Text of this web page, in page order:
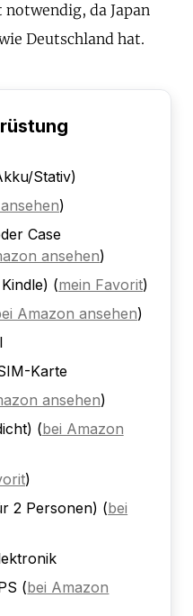
da Japan
Deutschland hat.
Stativ)
)
Case
ansehen)
(mein Favorit)
Amazon ansehen)
Karte
ansehen)
(bei Amazon
)
2 Personen) (bei
(bei Amazon